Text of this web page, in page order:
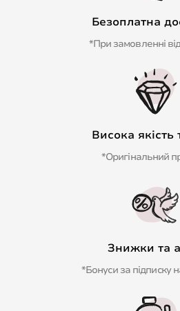
Безоплатна
*При замовленні
Висока якість
*Оригінальний
Знижки та
*Бонуси за підписку